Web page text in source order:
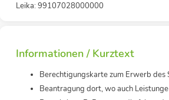
Leika: 99107028000000
Informationen / Kurztext
Berechtigungskarte zum Erwerb des
Beantragung dort, wo auch